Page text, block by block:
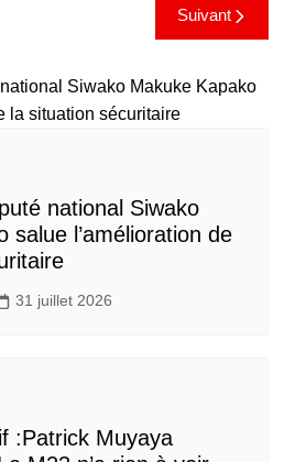
Suivant
national Siwako
salue l’amélioration de
31 juillet 2026
:Patrick Muyaya